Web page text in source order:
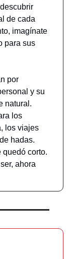
de cada
imagínate
para sus
por
y su
natural.
los
los viajes
hadas.
quedó corto.
ahora